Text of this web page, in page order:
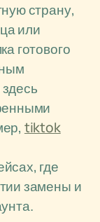
страну,
или
готового
tiktok
где
замены и